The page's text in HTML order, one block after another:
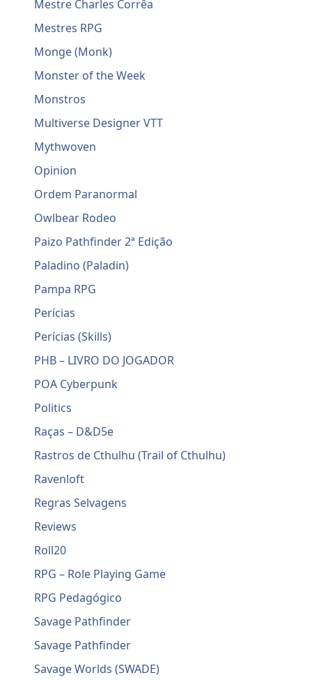
Mestre Charles Corrêa
Mestres RPG
Monge (Monk)
Monster of the Week
Monstros
Multiverse Designer VTT
Mythwoven
Opinion
Ordem Paranormal
Owlbear Rodeo
Paizo Pathfinder 2ª Edição
Paladino (Paladin)
Pampa RPG
Perícias
Perícias (Skills)
PHB – LIVRO DO JOGADOR
POA Cyberpunk
Politics
Raças – D&D5e
Rastros de Cthulhu (Trail of Cthulhu)
Ravenloft
Regras Selvagens
Reviews
Roll20
RPG – Role Playing Game
RPG Pedagógico
Savage Pathfinder
Savage Pathfinder
Savage Worlds (SWADE)